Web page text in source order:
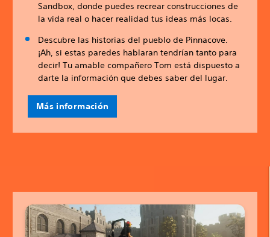
Sandbox, donde puedes recrear construcciones de
la vida real o hacer realidad tus ideas más locas.
Descubre las historias del pueblo de Pinnacove.
¡Ah, si estas paredes hablaran tendrían tanto para
decir! Tu amable compañero Tom está dispuesto a
darte la información que debes saber del lugar.
Más información